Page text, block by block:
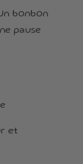
bonbon
pause
et